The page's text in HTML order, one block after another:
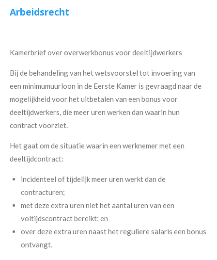
Arbeidsrecht
Kamerbrief over overwerkbonus voor deeltijdwerkers
Bij de behandeling van het wetsvoorstel tot invoering van
een minimumuurloon in de Eerste Kamer is gevraagd naar de
mogelijkheid voor het uitbetalen van een bonus voor
deeltijdwerkers, die meer uren werken dan waarin hun
contract voorziet.
Het gaat om de situatie waarin een werknemer met een
deeltijdcontract:
incidenteel of tijdelijk meer uren werkt dan de
contracturen;
met deze extra uren niet het aantal uren van een
voltijdscontract bereikt; en
over deze extra uren naast het reguliere salaris een bonus
ontvangt.